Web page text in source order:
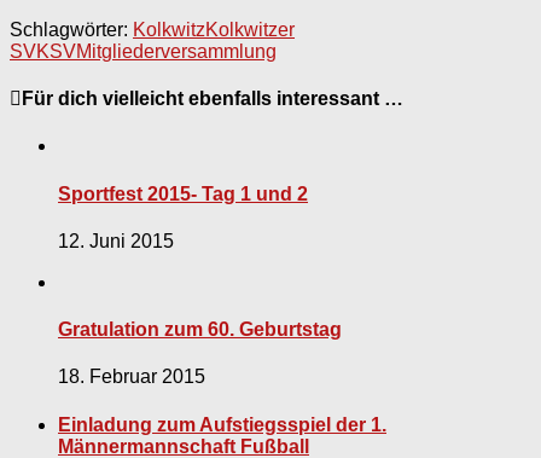
Schlagwörter: KolkwitzKolkwitzer
SVKSVMitgliederversammlung
Für dich vielleicht ebenfalls interessant …
Sportfest 2015- Tag 1 und 2
12. Juni 2015
Gratulation zum 60. Geburtstag
18. Februar 2015
Einladung zum Aufstiegsspiel der 1.
Männermannschaft Fußball